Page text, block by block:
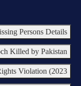
Persons Details
Killed by Pakistan
Violation (2023)